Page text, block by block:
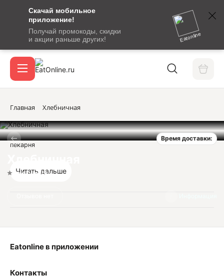
Скачай мобильное
приложение!
Получай промокоды, скидки
и акции раньше других!
Eatonline
сообщение
кодом
подтверждения
Вход / регистрация
Акции
Главная Хлебничная
Время доставки:
Нет оценок
пекарня
Читать дальше
Контакты
Eatonline в приложении